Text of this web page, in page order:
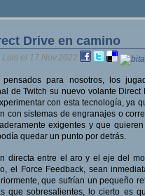
Drive en camino
Luis el 17.Nov.2022
para nosotros, los
de Twitch su nuevo volante Direct
con esta tecnología, ya
con sistemas de engranajes o
exigentes y que quieren
quedar un punto por detrás.
directa entre el aro y el eje del
el Force Feedback, sean
que sufrían un pequeño
que sobresalientes, lo cierto es